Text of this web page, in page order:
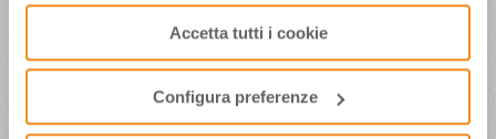
consenso cliccando su “Usa solo i cookie necessari” e
saranno attivati i soli cookie tecnici necessari al corretto
funzionamento del sito.
Accetta tutti i cookie
Configura preferenze